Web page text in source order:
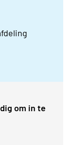
om in te